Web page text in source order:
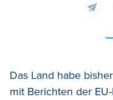
Das Land habe
mit Berichten der